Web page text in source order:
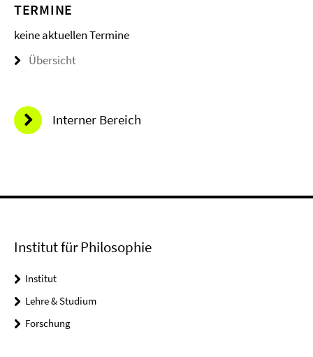
TERMINE
keine aktuellen Termine
Übersicht
Interner Bereich
Institut für Philosophie
Institut
Lehre & Studium
Forschung